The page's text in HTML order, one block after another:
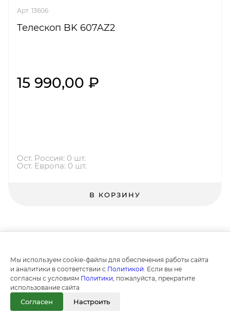
Арт. 13606
Телескоп BK 607AZ2
15 990,00 ₽
Ост. Россия: 0 шт.
Ост. Европа: 0 шт.
В КОРЗИНУ
Мы используем cookie-файлы для обеспечения работы сайта
и аналитики в соответствии с Политикой . Если вы не
согласны с условиям Политики , пожалуйста, прекратите
использование сайта
Согласен Настроить